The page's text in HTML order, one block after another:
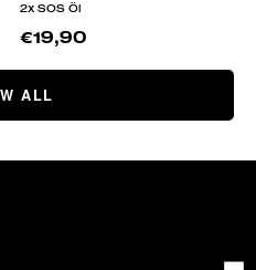
2x SOS Öl
€19,90
ALL